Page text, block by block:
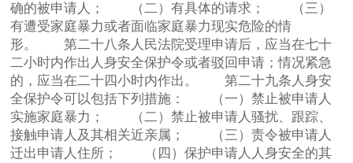
确的被申请人； （二）有具体的请求； （三）
有遭受家庭暴力或者面临家庭暴力现实危险的情
形。 第二十八条人民法院受理申请后，应当在七十
二小时内作出人身安全保护令或者驳回申请；情况紧急
的，应当在二十四小时内作出。 第二十九条人身安
全保护令可以包括下列措施： （一）禁止被申请人
实施家庭暴力； （二）禁止被申请人骚扰、跟踪、
接触申请人及其相关近亲属； （三）责令被申请人
迁出申请人住所； （四）保护申请人人身安全的其